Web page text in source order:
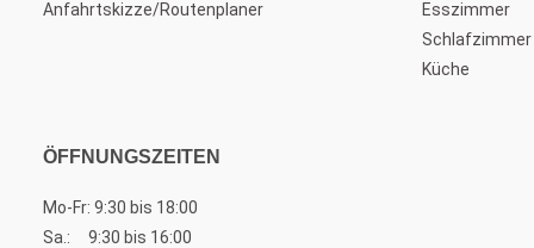
Anfahrtskizze/Routenplaner
Esszimmer
Schlafzimmer
Küche
ÖFFNUNGSZEITEN
Mo-Fr: 9:30 bis 18:00
Sa.: 9:30 bis 16:00